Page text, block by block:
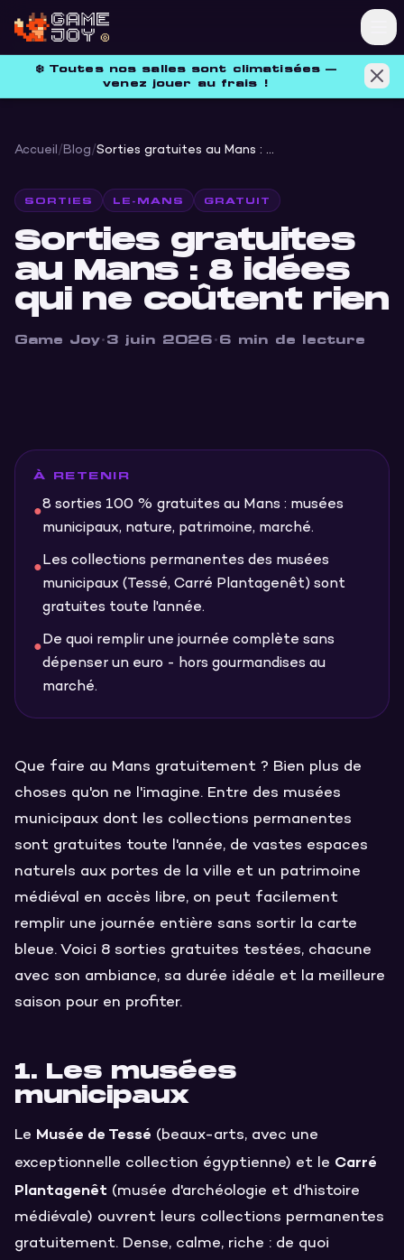
❄️ Toutes nos salles sont climatisées —
venez jouer au frais !
Accueil/Blog/ Sorties gratuites au Mans : 8 idées qui ne coûtent rien
SORTIES LE-MANS GRATUIT
Sorties gratuites
au Mans : 8 idées
qui ne coûtent rien
Game Joy·3 juin 2026·6 min de lecture
À RETENIR
●8 sorties 100 % gratuites au Mans : musées
municipaux, nature, patrimoine, marché.
●Les collections permanentes des musées
municipaux (Tessé, Carré Plantagenêt) sont
gratuites toute l'année.
●De quoi remplir une journée complète sans
dépenser un euro - hors gourmandises au
marché.
Que faire au Mans gratuitement ? Bien plus de
choses qu'on ne l'imagine. Entre des musées
municipaux dont les collections permanentes
sont gratuites toute l'année, de vastes espaces
naturels aux portes de la ville et un patrimoine
médiéval en accès libre, on peut facilement
remplir une journée entière sans sortir la carte
bleue. Voici 8 sorties gratuites testées, chacune
avec son ambiance, sa durée idéale et la meilleure
saison pour en profiter.
1. Les musées
municipaux
Le Musée de Tessé (beaux-arts, avec une
exceptionnelle collection égyptienne) et le Carré
Plantagenêt (musée d'archéologie et d'histoire
médiévale) ouvrent leurs collections permanentes
gratuitement. Dense, calme, riche : de quoi